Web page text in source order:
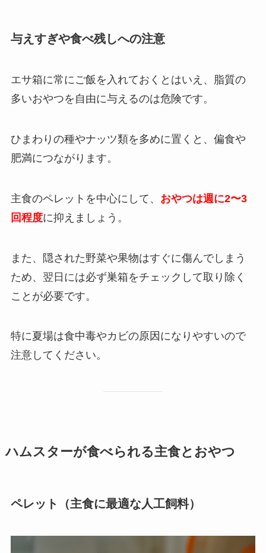
与えすぎや食べ残しへの注意
エサ箱に常にご飯を入れておくとはいえ、脂質の
多いおやつを自由に与えるのは危険です。
ひまわりの種やナッツ類を多めに置くと、偏食や
肥満につながります。
主食のペレットを中心にして、 おやつは週に2〜3
回程度に抑えましょう。
また、隠された野菜や果物はすぐに傷んでしまう
ため、翌日には必ず巣箱をチェックして取り除く
ことが必要です。
特に夏場は食中毒やカビの原因になりやすいので
注意してください。
ハムスターが食べられる主食とおやつ
ペレット（主食に最適な人工飼料）